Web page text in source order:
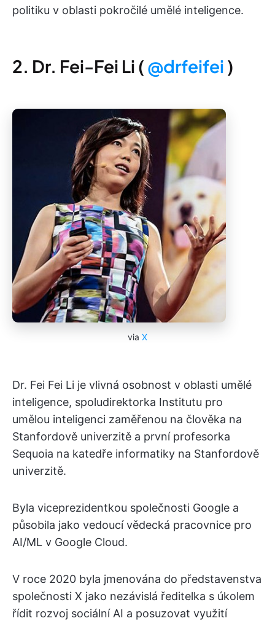
politiku v oblasti pokročilé umělé inteligence.
2. Dr. Fei-Fei Li ( @drfeifei )
via X
Dr. Fei Fei Li je vlivná osobnost v oblasti umělé
inteligence, spoludirektorka Institutu pro
umělou inteligenci zaměřenou na člověka na
Stanfordově univerzitě a první profesorka
Sequoia na katedře informatiky na Stanfordově
univerzitě.
Byla viceprezidentkou společnosti Google a
působila jako vedoucí vědecká pracovnice pro
AI/ML v Google Cloud.
V roce 2020 byla jmenována do představenstva
společnosti X jako nezávislá ředitelka s úkolem
řídit rozvoj sociální AI a posuzovat využití